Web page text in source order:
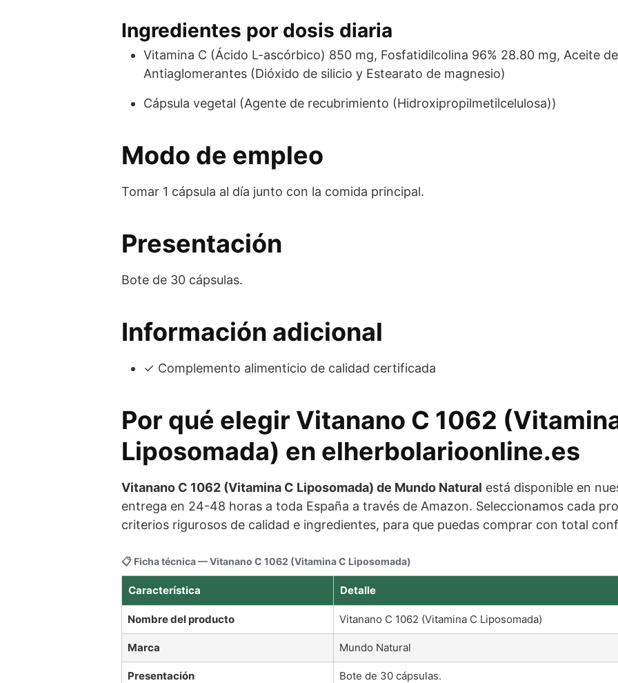
Ingredientes por dosis diaria
Vitamina C (Ácido L-ascórbico) 850 mg, Fosfatidilcolina 96% 28.80 mg, Aceite
Antiaglomerantes (Dióxido de silicio y Estearato de magnesio)
Cápsula vegetal (Agente de recubrimiento (Hidroxipropilmetilcelulosa))
Modo de empleo
Tomar 1 cápsula al día junto con la comida principal.
Presentación
Bote de 30 cápsulas.
Información adicional
✓ Complemento alimenticio de calidad certificada
Por qué elegir Vitanano C 1062
Liposomada) en elherbolarioonline.es
Vitanano C 1062 (Vitamina C Liposomada) de Mundo Natural está disponible en
entrega en 24-48 horas a toda España a través de Amazon. Seleccionamos cada
criterios rigurosos de calidad e ingredientes, para que puedas comprar con total
📋 Ficha técnica — Vitanano C 1062 (Vitamina C Liposomada)
Característica Detalle
Nombre del producto Vitanano C 1062 (Vitamina C Liposomada)
Marca Mundo Natural
Presentación Bote de 30 cápsulas.